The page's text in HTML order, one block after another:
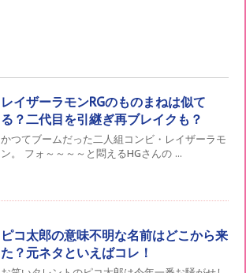
レイザーラモンRGのものまねは似て
る？二代目を引継ぎ再ブレイクも？
かつてブームだった二人組コンビ・レイザーラモ
ン。 フォ～～～～と悶えるHGさんの ...
ピコ太郎の意味不明な名前はどこから来
た？元ネタといえばコレ！